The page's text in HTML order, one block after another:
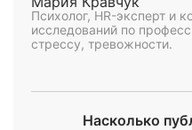
Психолог, HR-эксперт и
исследований по
стрессу, тревожности.
Насколько